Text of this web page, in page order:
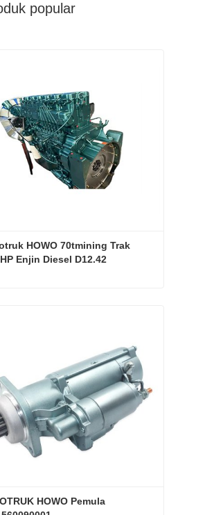
popular
HOWO 70tmining Trak
Enjin Diesel D12.42
HOWO Pemula